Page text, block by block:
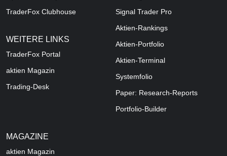
TraderFox Clubhouse
WEITERE LINKS
TraderFox Portal
aktien Magazin
Trading-Desk
Signal Trader Pro
Aktien-Rankings
Aktien-Portfolio
Aktien-Terminal
Systemfolio
Paper: Research-Reports
Portfolio-Builder
MAGAZINE
aktien Magazin